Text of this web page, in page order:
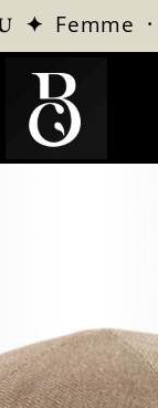
✦ Femme